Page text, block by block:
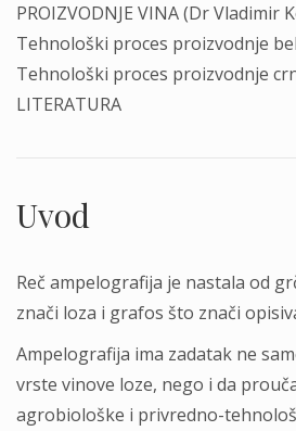
PROIZVODNJE VINA (Dr Vladimir
Tehnološki proces proizvodnje
Tehnološki proces proizvodnje
LITERATURA
Uvod
Reč ampelografija je nastala od
znači loza i grafos što znači
Ampelografija ima zadatak ne
vrste vinove loze, nego i da
agrobiološke i privredno-